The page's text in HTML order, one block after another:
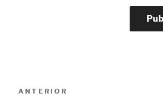
Conteúdo
ANTERIOR